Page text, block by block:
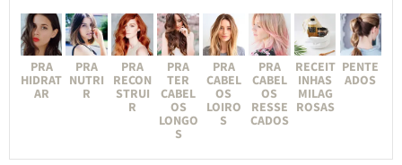
PRA
HIDRAT
AR
PRA
NUTRI
R
PRA
RECON
STRUI
R
PRA
TER
CABEL
OS
LONGO
S
PRA
CABEL
OS
LOIRO
S
PRA
CABEL
OS
RESSE
CADOS
RECEIT
INHAS
MILAG
ROSAS
PENTE
ADOS